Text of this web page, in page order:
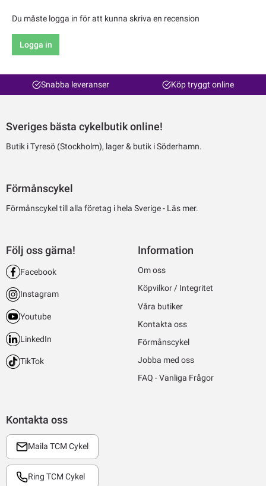
Du måste logga in för att kunna skriva en recension
Logga in
Snabba leveranser Köp tryggt online
Sveriges bästa cykelbutik online!
Butik i Tyresö (Stockholm), lager & butik i Söderhamn.
Förmånscykel
Förmånscykel till alla företag i hela Sverige - Läs mer.
Kontakta oss
Maila TCM Cykel
Ring TCM Cykel
Följ oss gärna!
Facebook
Instagram
Youtube
LinkedIn
TikTok
Information
Om oss
Köpvilkor / Integritet
Våra butiker
Kontakta oss
Förmånscykel
Jobba med oss
FAQ - Vanliga Frågor